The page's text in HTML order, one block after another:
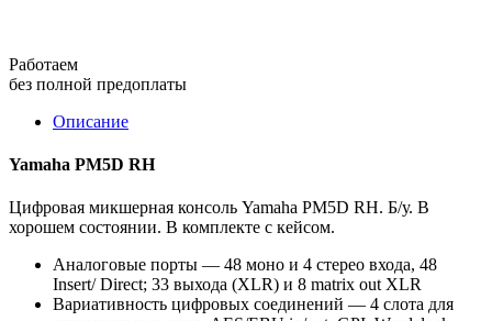
Работаем
без полной предоплаты
Описание
Yamaha PM5D RH
Цифровая микшерная консоль Yamaha PM5D RH. Б/у. В
хорошем состоянии. В комплекте с кейсом.
Аналоговые порты — 48 моно и 4 стерео входа, 48
Insert/ Direct; 33 выхода (XLR) и 8 matrix out XLR
Вариативность цифровых соединений — 4 слота для